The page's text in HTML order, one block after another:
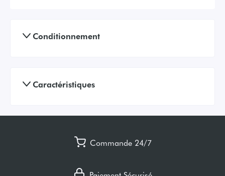
Conditionnement
Caractéristiques
Commande 24/7